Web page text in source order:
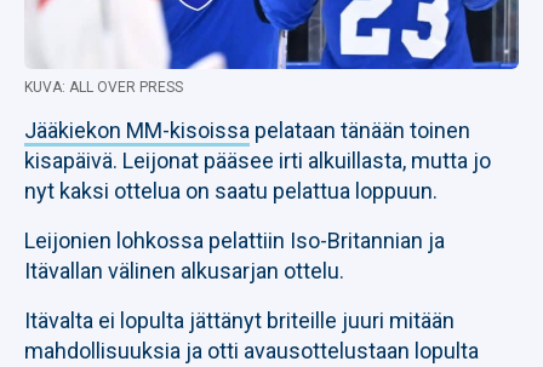
KUVA: ALL OVER PRESS
Jääkiekon MM-kisoissa pelataan tänään toinen
kisapäivä. Leijonat pääsee irti alkuillasta, mutta jo
nyt kaksi ottelua on saatu pelattua loppuun.
Leijonien lohkossa pelattiin Iso-Britannian ja
Itävallan välinen alkusarjan ottelu.
Itävalta ei lopulta jättänyt briteille juuri mitään
mahdollisuuksia ja otti avausottelustaan lopulta